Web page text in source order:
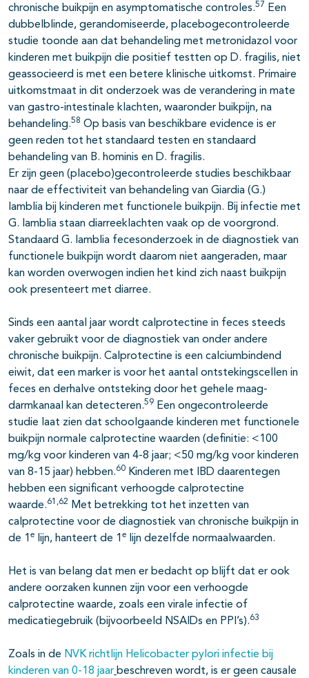
chronische buikpijn en asymptomatische controles.57
Een
dubbelblinde, gerandomiseerde, placebogecontroleerde
studie toonde aan dat behandeling met metronidazol voor
kinderen met buikpijn die positief testten op D. fragilis, niet
geassocieerd is met een betere klinische uitkomst. Primaire
uitkomstmaat in dit onderzoek was de verandering in mate
van gastro-intestinale klachten, waaronder buikpijn, na
behandeling.58 Op basis van beschikbare evidence is er
geen reden tot het standaard testen en standaard
behandeling van B. hominis en D. fragilis.
Er zijn geen (placebo)gecontroleerde studies beschikbaar
naar de effectiviteit van behandeling van Giardia (G.)
lamblia bij kinderen met functionele buikpijn. Bij infectie met
G. lamblia staan diarreeklachten vaak op de voorgrond.
Standaard G. lamblia fecesonderzoek in de diagnostiek van
functionele buikpijn wordt daarom niet aangeraden, maar
kan worden overwogen indien het kind zich naast buikpijn
ook presenteert met diarree.
Sinds een aantal jaar wordt calprotectine in feces steeds
vaker gebruikt voor de diagnostiek van onder andere
chronische buikpijn. Calprotectine is een calciumbindend
eiwit, dat een marker is voor het aantal ontstekingscellen in
feces en derhalve ontsteking door het gehele maag-
darmkanaal kan detecteren.59 Een ongecontroleerde
studie laat zien dat schoolgaande kinderen met functionele
buikpijn normale calprotectine waarden (definitie: <100
mg/kg voor kinderen van 4-8 jaar; <50 mg/kg voor kinderen
van 8-15 jaar) hebben.60 Kinderen met IBD daarentegen
hebben een significant verhoogde calprotectine
waarde.61,62
Met betrekking tot het inzetten van
calprotectine voor de diagnostiek van chronische buikpijn in
de 1 e lijn, hanteert de 1 e lijn dezelfde normaalwaarden.
Het is van belang dat men er bedacht op blijft dat er ook
andere oorzaken kunnen zijn voor een verhoogde
calprotectine waarde, zoals een virale infectie of
medicatiegebruik (bijvoorbeeld NSAIDs en PPI’s).63
Zoals in de NVK richtlijn Helicobacter pylori infectie bij
kinderen van 0-18 jaar beschreven wordt, is er geen causale